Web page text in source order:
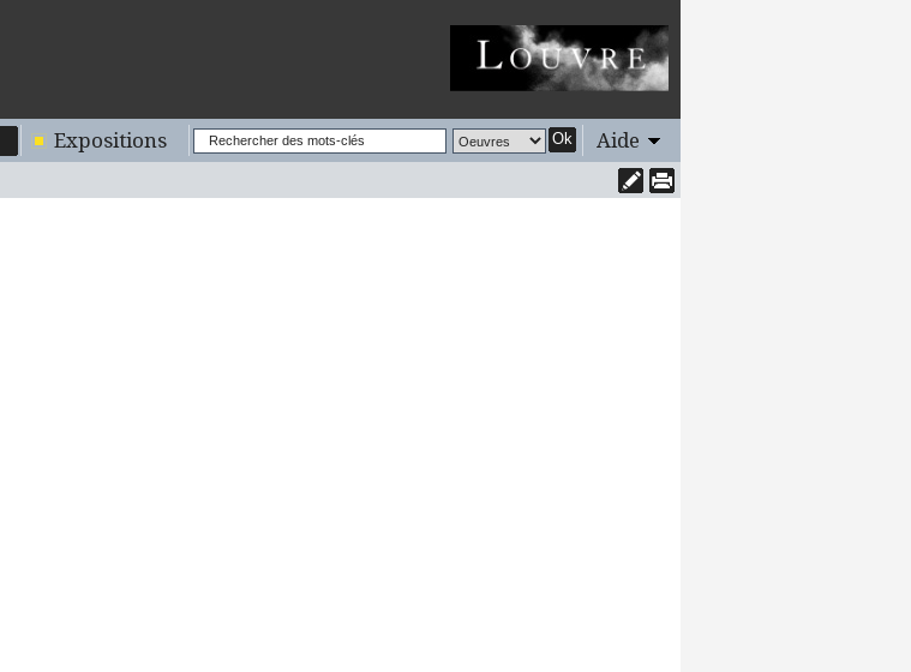
Expositions Ok Aide